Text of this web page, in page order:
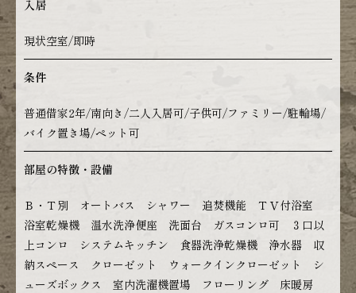
入居
現状空室/即時
条件
普通借家2年/南向き/二人入居可/子供可/ファミリー/駐輪場/
バイク置き場/ペット可
部屋の特徴・設備
Ｂ・Ｔ別 オートバス シャワー 追焚機能 ＴＶ付浴室
浴室乾燥機 温水洗浄便座 洗面台 ガスコンロ可 ３口以
上コンロ システムキッチン 食器洗浄乾燥機 浄水器 収
納スペース クローゼット ウォークインクローゼット シ
ューズボックス 室内洗濯機置場 フローリング 床暖房